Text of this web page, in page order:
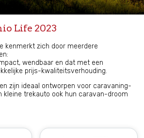
Life 2023
kenmerkt zich door meerdere
wendbaar en dat met een
prijs-kwaliteitsverhouding.
zijn ideaal ontworpen voor caravaning-
kleine trekauto ook hun caravan-droom